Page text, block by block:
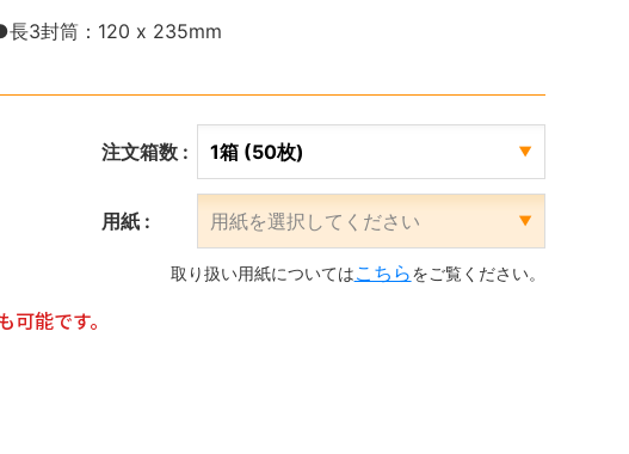
長3封筒：120 x 235mm
注文箱数 :
用紙 :
取り扱い用紙についてはこちらをご覧ください。
能です。